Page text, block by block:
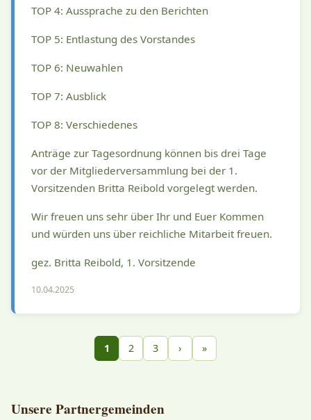
TOP 4: Aussprache zu den Berichten
TOP 5: Entlastung des Vorstandes
TOP 6: Neuwahlen
TOP 7: Ausblick
TOP 8: Verschiedenes
Anträge zur Tagesordnung können bis drei Tage
vor der Mitgliederversammlung bei der 1.
Vorsitzenden Britta Reibold vorgelegt werden.
Wir freuen uns sehr über Ihr und Euer Kommen
und würden uns über reichliche Mitarbeit freuen.
gez. Britta Reibold, 1. Vorsitzende
10.04.2025
1 2 3 › »
Unsere Partnergemeinden